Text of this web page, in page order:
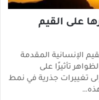
على القيم
الإنسانية المقدمة
تأثيرًا على
تغييرات جذرية في نمط
هذه…